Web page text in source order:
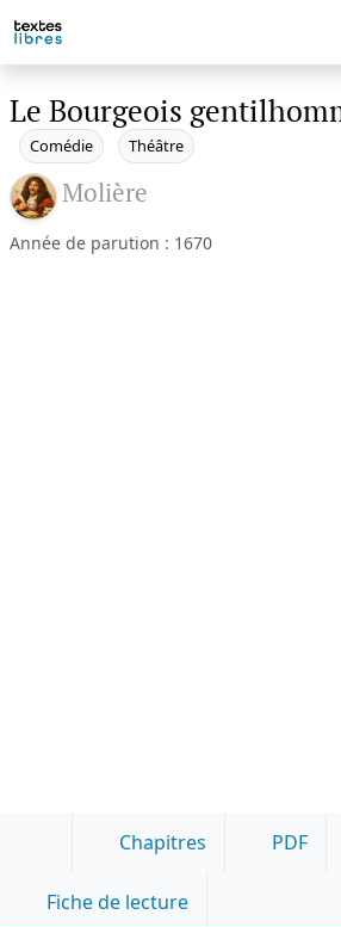
Le Bourgeois
Comédie Théâtre
Molière
Année de parution : 1670
Chapitres PDF
Fiche de lecture